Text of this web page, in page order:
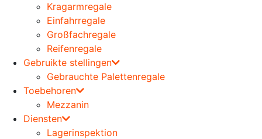
Kragarmregale
Einfahrregale
Großfachregale
Reifenregale
Gebruikte stellingen
Gebrauchte Palettenregale
Toebehoren
Mezzanin
Diensten
Lagerinspektion